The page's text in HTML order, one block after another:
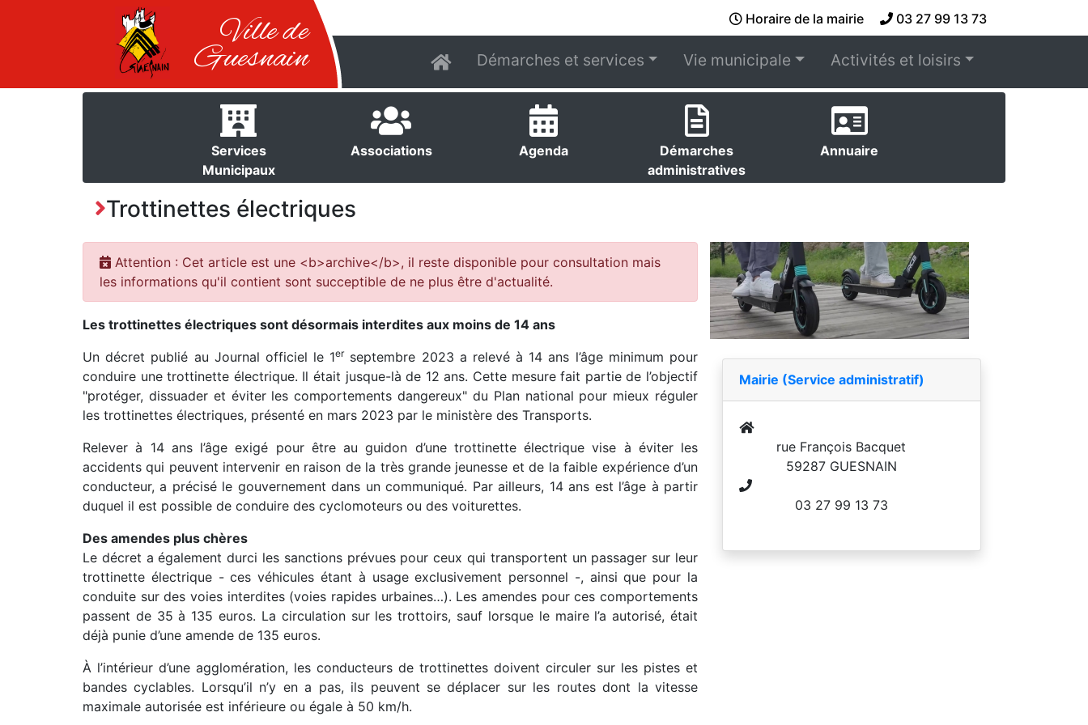
Ville de
Guesnain
Horaire de la mairie 03 27 99 13 73
Démarches et services Vie municipale Activités et loisirs
Services
Municipaux
Associations Agenda
Démarches
administratives
Annuaire
Trottinettes électriques
Attention : Cet article est une <b>archive</b>, il reste disponible pour consultation mais
les informations qu'il contient sont succeptible de ne plus être d'actualité.
Les trottinettes électriques sont désormais interdites aux moins de 14 ans
Un décret publié au Journal officiel le 1erseptembre 2023 a relevé à 14 ans l’âge minimum pour
conduire une trottinette électrique. Il était jusque-là de 12 ans. Cette mesure fait partie de l’objectif
"protéger, dissuader et éviter les comportements dangereux" du Plan national pour mieux réguler
les trottinettes électriques, présenté en mars 2023 par le ministère des Transports.
Relever à 14 ans l’âge exigé pour être au guidon d’une trottinette électrique vise à éviter les
accidents qui peuvent intervenir en raison de la très grande jeunesse et de la faible expérience d’un
conducteur, a précisé le gouvernement dans un communiqué. Par ailleurs, 14 ans est l’âge à partir
duquel il est possible de conduire des cyclomoteurs ou des voiturettes.
Des amendes plus chères
Le décret a également durci les sanctions prévues pour ceux qui transportent un passager sur leur
trottinette électrique - ces véhicules étant à usage exclusivement personnel -, ainsi que pour la
conduite sur des voies interdites (voies rapides urbaines…). Les amendes pour ces comportements
passent de 35 à 135 euros. La circulation sur les trottoirs, sauf lorsque le maire l’a autorisé, était
déjà punie d’une amende de 135 euros.
À l’intérieur d’une agglomération, les conducteurs de trottinettes doivent circuler sur les pistes et
bandes cyclables. Lorsqu’il n’y en a pas, ils peuvent se déplacer sur les routes dont la vitesse
maximale autorisée est inférieure ou égale à 50 km/h.
Mairie (Service administratif)
rue François Bacquet
59287 GUESNAIN
03 27 99 13 73